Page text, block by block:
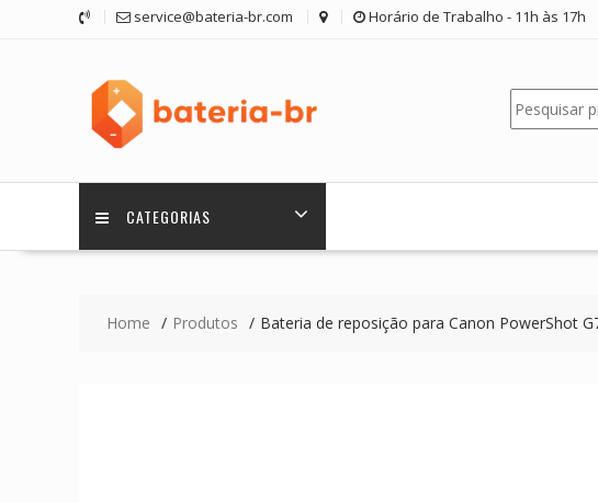
service@bateria-br.com Horário de Trabalho - 11h às 17h
Pesquisar
CATEGORIAS
Home Produtos Bateria de reposição para Canon PowerShot